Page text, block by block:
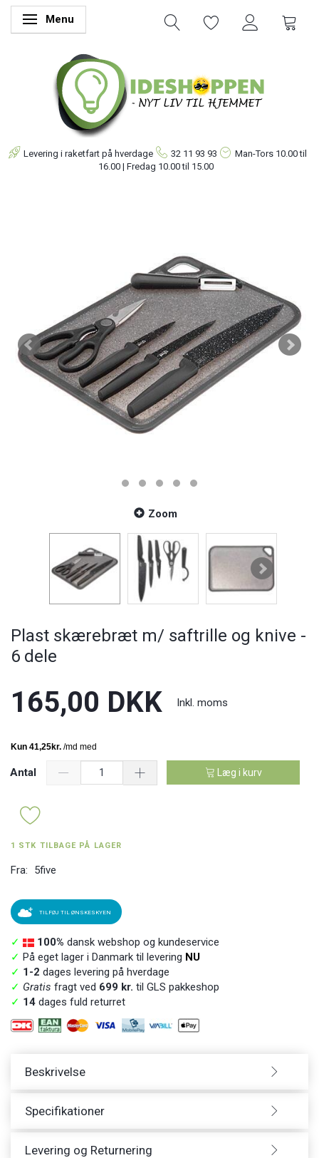
Skifte navigation
Menu
Levering i raketfart på hverdage 32 11 93 93 Man-Tors 10.00 til
16.00 | Fredag 10.00 til 15.00
Zoom
Plast skærebræt m/ saftrille og knive -
6 dele
165,00 DKK Inkl. moms
Antal Læg i kurv
1 STK TILBAGE PÅ LAGER
Fra: 5five
TILFØJ TIL ØNSKESKYEN
✓ 100% dansk webshop og kundeservice
✓ På eget lager i Danmark til levering NU
✓ 1-2 dages levering på hverdage
✓ Gratis fragt ved 699 kr. til GLS pakkeshop
✓ 14 dages fuld returret
Beskrivelse
Specifikationer
Levering og Returnering